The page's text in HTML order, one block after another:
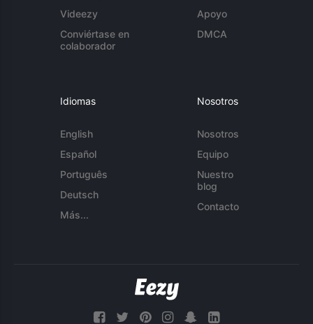
Videezy
Conviértase en
colaborador
Apoyo
DMCA
Idiomas
English
Español
Português
Deutsch
Más...
Nosotros
Nosotros
Equipo
Nuestro
blog
Contacto